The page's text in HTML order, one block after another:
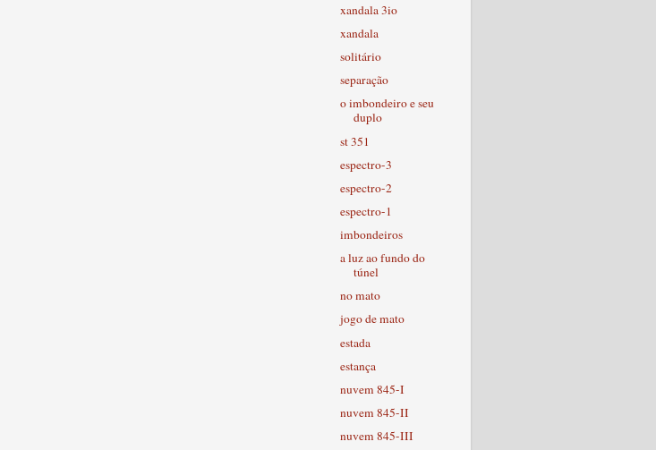
xandala 3io
xandala
solitário
separação
o imbondeiro e seu
duplo
st 351
espectro-3
espectro-2
espectro-1
imbondeiros
a luz ao fundo do
túnel
no mato
jogo de mato
estada
estança
nuvem 845-I
nuvem 845-II
nuvem 845-III